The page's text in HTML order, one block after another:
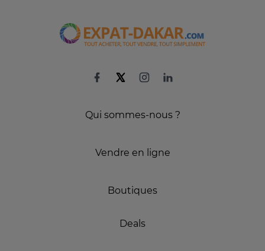
Qui sommes-nous ?
Vendre en ligne
Boutiques
Deals